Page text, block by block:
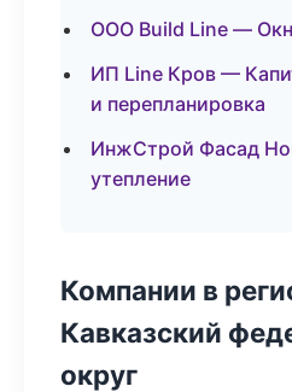
ООО Build Line —
ИП Line Кров —
и перепланировка
ИнжСтрой Фасад
утепление
Компании в
Кавказский
округ